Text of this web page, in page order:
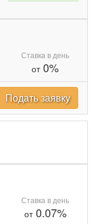
Ставка в день
от0%
Подать заявку
Ставка в день
от0.07%